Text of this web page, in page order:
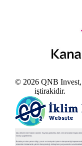
© 2026 QNB Invest,
iştirakidir.